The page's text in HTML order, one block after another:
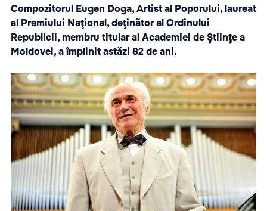
Compozitorul Eugen Doga, Artist al Poporului, laureat
al Premiului Naţional, deţinător al Ordinului
Republicii, membru titular al Academiei de Ştiinţe a
Moldovei, a împlinit astăzi 82 de ani.